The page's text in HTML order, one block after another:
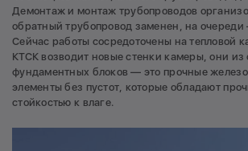
Демонтаж и монтаж трубопроводов
обратный трубопровод заменен, на
Сейчас работы сосредоточены на тепловой
КТСК возводит новые стенки камеры, они из
фундаментных блоков — это прочные
элементы без пустот, которые обладают
стойкостью к влаге.